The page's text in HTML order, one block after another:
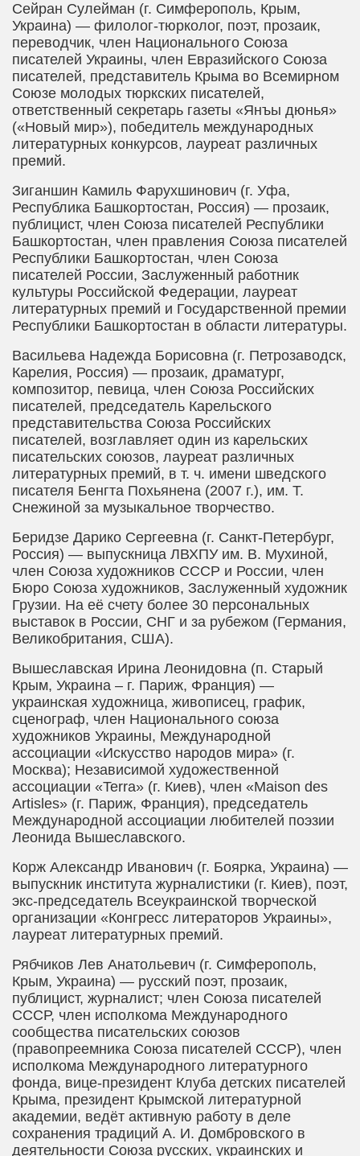
Сейран Сулейман (г. Симферополь, Крым,
Украина) — филолог-тюрколог, поэт, прозаик,
переводчик, член Национального Союза
писателей Украины, член Евразийского Союза
писателей, представитель Крыма во Всемирном
Союзе молодых тюркских писателей,
ответственный секретарь газеты «Янъы дюнья»
(«Новый мир»), победитель международных
литературных конкурсов, лауреат различных
премий.
Зиганшин Камиль Фарухшинович (г. Уфа,
Республика Башкортостан, Россия) — прозаик,
публицист, член Союза писателей Республики
Башкортостан, член правления Союза писателей
Республики Башкортостан, член Союза
писателей России, Заслуженный работник
культуры Российской Федерации, лауреат
литературных премий и Государственной премии
Республики Башкортостан в области литературы.
Васильева Надежда Борисовна (г. Петрозаводск,
Карелия, Россия) — прозаик, драматург,
композитор, певица, член Союза Российских
писателей, председатель Карельского
представительства Союза Российских
писателей, возглавляет один из карельских
писательских союзов, лауреат различных
литературных премий, в т. ч. имени шведского
писателя Бенгта Похьянена (2007 г.), им. Т.
Снежиной за музыкальное творчество.
Беридзе Дарико Сергеевна (г. Санкт-Петербург,
Россия) — выпускница ЛВХПУ им. В. Мухиной,
член Союза художников СССР и России, член
Бюро Союза художников, Заслуженный художник
Грузии. На её счету более 30 персональных
выставок в России, СНГ и за рубежом (Германия,
Великобритания, США).
Вышеславская Ирина Леонидовна (п. Старый
Крым, Украина – г. Париж, Франция) —
украинская художница, живописец, график,
сценограф, член Национального союза
художников Украины, Международной
ассоциации «Искусство народов мира» (г.
Москва); Независимой художественной
ассоциации «Terra» (г. Киев), член «Maison des
Artisles» (г. Париж, Франция), председатель
Международной ассоциации любителей поэзии
Леонида Вышеславского.
Корж Александр Иванович (г. Боярка, Украина) —
выпускник института журналистики (г. Киев), поэт,
экс-председатель Всеукраинской творческой
организации «Конгресс литераторов Украины»,
лауреат литературных премий.
Рябчиков Лев Анатольевич (г. Симферополь,
Крым, Украина) — русский поэт, прозаик,
публицист, журналист; член Союза писателей
СССР, член исполкома Международного
сообщества писательских союзов
(правопреемника Союза писателей СССР), член
исполкома Международного литературного
фонда, вице-президент Клуба детских писателей
Крыма, президент Крымской литературной
академии, ведёт активную работу в деле
сохранения традиций А. И. Домбровского в
деятельности Союза русских, украинских и